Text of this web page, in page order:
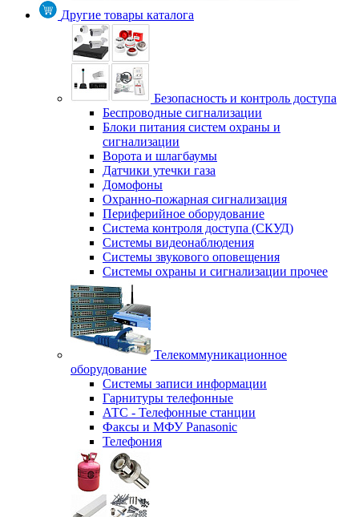
Другие товары каталога
Безопасность и контроль доступа
Беспроводные сигнализации
Блоки питания систем охраны и
сигнализации
Ворота и шлагбаумы
Датчики утечки газа
Домофоны
Охранно-пожарная сигнализация
Периферийное оборудование
Система контроля доступа (СКУД)
Системы видеонаблюдения
Системы звукового оповещения
Системы охраны и сигнализации прочее
Телекоммуникационное
оборудование
Системы записи информации
Гарнитуры телефонные
АТС - Телефонные станции
Факсы и МФУ Panasonic
Телефония